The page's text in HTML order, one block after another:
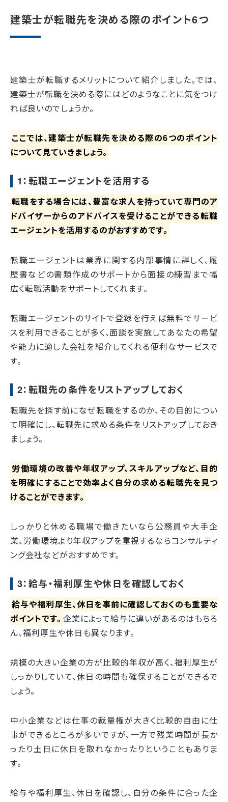
建築士が転職先を決める際のポイント6つ
建築士が転職するメリットについて紹介しました。では、
建築士が転職を決める際にはどのようなことに気をつけ
れば良いのでしょうか。
ここでは、建築士が転職先を決める際の6つのポイント
について見ていきましょう。
1：転職エージェントを活用する
転職をする場合には、豊富な求人を持っていて専門のア
ドバイザーからのアドバイスを受けることができる転職
エージェントを活用するのがおすすめです。
転職エージェントは業界に関する内部事情に詳しく、履
歴書などの書類作成のサポートから面接の練習まで幅
広く転職活動をサポートしてくれます。
転職エージェントのサイトで登録を行えば無料でサービ
スを利用できることが多く、面談を実施してあなたの希望
や能力に適した会社を紹介してくれる便利なサービスで
す。
2：転職先の条件をリストアップしておく
転職先を探す前になぜ転職をするのか、その目的につい
て明確にし、転職先に求める条件をリストアップしておき
ましょう。
労働環境の改善や年収アップ、スキルアップなど、目的
を明確にすることで効率よく自分の求める転職先を見つ
けることができます。
しっかりと休める職場で働きたいなら公務員や大手企
業、労働環境より年収アップを重視するならコンサルティ
ング会社などがおすすめです。
3：給与・福利厚生や休日を確認しておく
給与や福利厚生、休日を事前に確認しておくのも重要な
ポイントです。 企業によって給与に違いがあるのはもちろ
ん、福利厚生や休日も異なります。
規模の大きい企業の方が比較的年収が高く、福利厚生が
しっかりしていて、休日の時間も確保することができるで
しょう。
中小企業などは仕事の裁量権が大きく比較的自由に仕
事ができるところが多いですが、一方で残業時間が長か
ったり土日に休日を取れなかったりということもありま
す。
給与や福利厚生、休日を確認し、自分の条件に合った企